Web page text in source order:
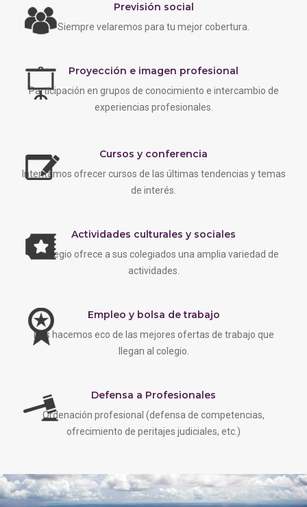
Previsión social
Siempre velaremos para tu mejor cobertura.
Proyección e imagen profesional
Participación en grupos de conocimiento e intercambio de
experiencias profesionales.
Cursos y conferencia
Intentamos ofrecer cursos de las últimas tendencias y temas
de interés.
Actividades culturales y sociales
EL colegio ofrece a sus colegiados una amplia variedad de
actividades.
Empleo y bolsa de trabajo
Nos hacemos eco de las mejores ofertas de trabajo que
llegan al colegio.
Defensa a Profesionales
Ordenación profesional (defensa de competencias,
ofrecimiento de peritajes judiciales, etc.)